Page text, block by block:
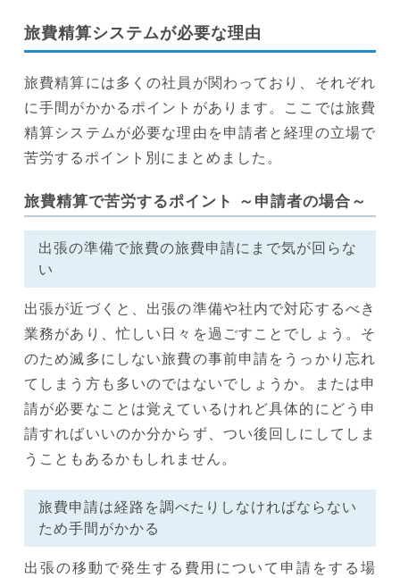
旅費精算システムが必要な理由
旅費精算には多くの社員が関わっており、それぞれ
に手間がかかるポイントがあります。ここでは旅費
精算システムが必要な理由を申請者と経理の立場で
苦労するポイント別にまとめました。
旅費精算で苦労するポイント ～申請者の場合～
出張の準備で旅費の旅費申請にまで気が回らな
い
出張が近づくと、出張の準備や社内で対応するべき
業務があり、忙しい日々を過ごすことでしょう。そ
のため滅多にしない旅費の事前申請をうっかり忘れ
てしまう方も多いのではないでしょうか。または申
請が必要なことは覚えているけれど具体的にどう申
請すればいいのか分からず、つい後回しにしてしま
うこともあるかもしれません。
旅費申請は経路を調べたりしなければならない
ため手間がかかる
出張の移動で発生する費用について申請をする場